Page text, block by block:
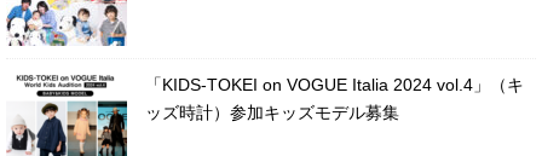
「KIDS-TOKEI on VOGUE Italia 2024 vol.4」（キ
ッズ時計）参加キッズモデル募集